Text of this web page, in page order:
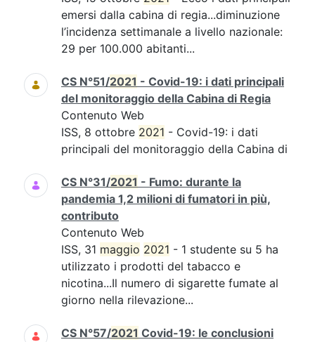
emersi dalla cabina di regia...diminuzione
l’incidenza settimanale a livello nazionale:
29 per 100.000 abitanti...
CS N°51/2021 - Covid-19: i dati principali
del monitoraggio della Cabina di Regia
Contenuto Web
ISS, 8 ottobre 2021 - Covid-19: i dati
principali del monitoraggio della Cabina di
CS N°31/2021 - Fumo: durante la
pandemia 1,2 milioni di fumatori in più,
contributo
Contenuto Web
ISS, 31 maggio 2021 - 1 studente su 5 ha
utilizzato i prodotti del tabacco e
nicotina...Il numero di sigarette fumate al
giorno nella rilevazione...
CS N°57/2021 Covid-19: le conclusioni